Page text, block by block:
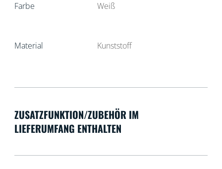
Farbe Weiß
Material Kunststoff
ZUSATZFUNKTION/ZUBEHÖR IM
LIEFERUMFANG ENTHALTEN